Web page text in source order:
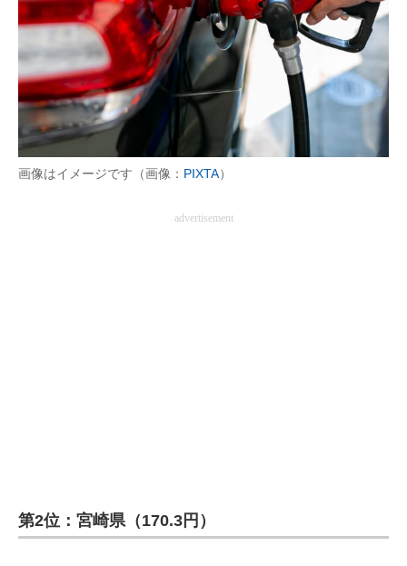
画像はイメージです（画像： PIXTA）
advertisement
第2位：宮崎県（170.3円）